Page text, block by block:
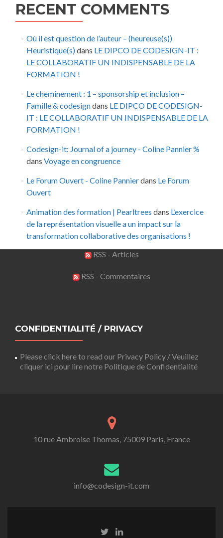
RECENT COMMENTS
Où il est question de l’auteur – (heureuse(s))
Heuristique(s)dans LE DIPCO DE CODESIGN-IT :
LE COLLABORATIF UN INDISPENSABLE DE LA
FORMATION !
Le cheminement : 1 – sponsorship et inclusion –
Famille & codesigndans LE DIPCO DE CODESIGN-
IT : LE COLLABORATIF UN INDISPENSABLE DE LA
FORMATION !
Codesign-it: Journal of a journey - Coline Pannier %
dans Voyage en congruence
Le Forum Ouvert - Coline Pannierdans Le Forum
Ouvert
Animation des formation | Pearltrees dans L’exercice
de la représentation visuelle a un impact sur la
transformation collaborative des organisations !
RSS - Articles
RSS - Commentaires
CONFIDENTIALITÉ / PRIVACY
Please click here to read our Privacy Policy / Veuillez
cliquer ici pour lire notre Politique de Confidentialité
10 rue Ambroise Thomas, 75009 Paris, France
info@codesign-it.com